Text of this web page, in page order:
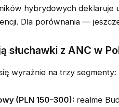
hybrydowych deklaruje
Dla porównania —
słuchawki z ANC w
wyraźnie na trzy segmenty:
(PLN 150–300): realme